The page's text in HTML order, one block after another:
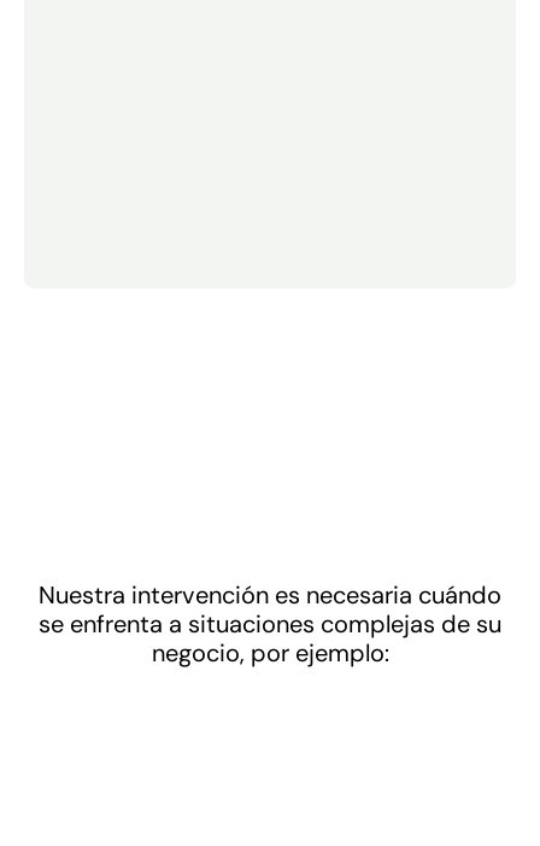
Nuestra intervención es necesaria cuándo
se enfrenta a situaciones complejas de su
negocio, por ejemplo: